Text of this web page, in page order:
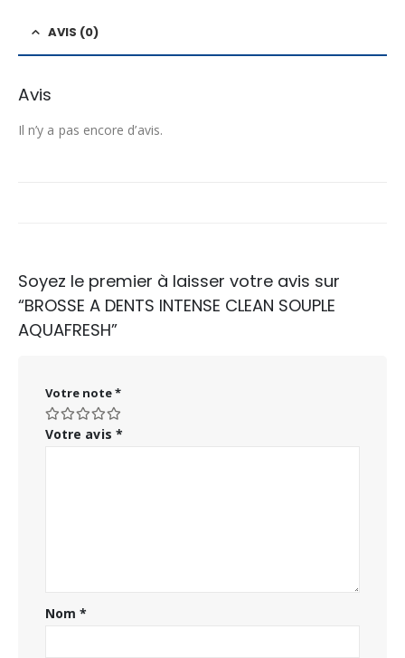
AVIS (0)
Avis
Il n’y a pas encore d’avis.
Soyez le premier à laisser votre avis sur
“BROSSE A DENTS INTENSE CLEAN SOUPLE
AQUAFRESH”
Votre note*
Votre avis *
Nom*